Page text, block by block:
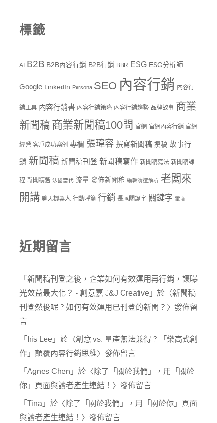
標籤
AI B2B B2B內容行銷 B2B行銷 BBR ESG ESG分析師
Google LinkedIn Persona SEO 內容行銷 內容行
銷工具 內容行銷書 內容行銷策略 內容行銷趨勢 品牌故事 商業
新聞稿 商業新聞稿100問 官網 官網內容行銷 官網
經營 客戶成功案例 專欄 張瑋容 撰寫新聞稿 撰稿 故事行
銷 新聞稿 新聞稿刊登 新聞稿寫作 新聞稿寫法 新聞稿課
程 新聞精選 法國當代 流量 發佈新聞稿 編輯精選解析 老闆來
開講 聊天機器人 行動呼籲 行銷 長尾關鍵字 關鍵字 電商
近期留言
「 新聞稿刊登之後，企業如何有效運用再行銷，讓曝
光效益最大化？ - 創意嘉 J&J Creative 」於〈新聞稿
刊登然後呢？如何有效運用已刊登的新聞？ 〉發佈留
言
「 Iris Lee 」於〈創意 vs. 量產無法兼得？「樂高式創
作」顛覆內容行銷思維〉發佈留言
「 Agnes Chen 」於〈除了「關於我們」，用「關於
你」頁面與讀者產生連結！ 〉發佈留言
「 Tina 」於〈除了「關於我們」，用「關於你」頁面
與讀者產生連結！ 〉發佈留言